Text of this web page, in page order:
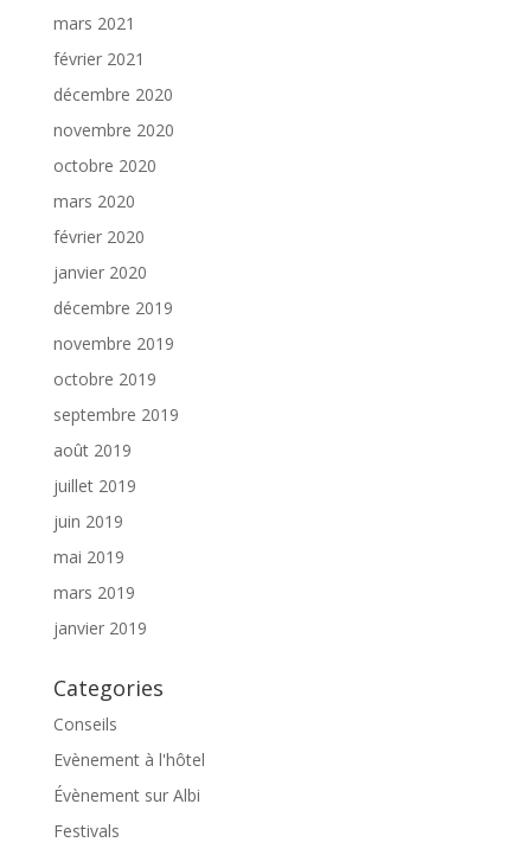
mars 2021
février 2021
décembre 2020
novembre 2020
octobre 2020
mars 2020
février 2020
janvier 2020
décembre 2019
novembre 2019
octobre 2019
septembre 2019
août 2019
juillet 2019
juin 2019
mai 2019
mars 2019
janvier 2019
Categories
Conseils
Evènement à l'hôtel
Évènement sur Albi
Festivals